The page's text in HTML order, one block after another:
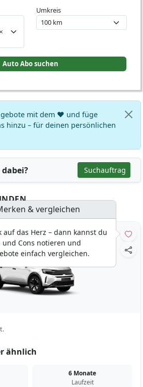
×
Umkreis
mit dem ♥ und füge
hinzu – für deinen persönlichen
Suchauftrag
ähnlich
6 Monate
Laufzeit
& vergleichen
auf das Herz – dann kannst du
und Cons notieren und
einfach vergleichen.